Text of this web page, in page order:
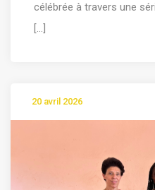
célébrée à travers une
[...]
20 avril 2026